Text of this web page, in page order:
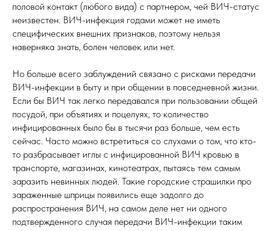
половой контакт (любого вида) с партнером, чей ВИЧ-статус
неизвестен. ВИЧ-инфекция годами может не иметь
специфических внешних признаков, поэтому нельзя
наверняка знать, болен человек или нет.
Но больше всего заблуждений связано с рисками передачи
ВИЧ-инфекции в быту и при общении в повседневной жизни.
Если бы ВИЧ так легко передавался при пользовании общей
посудой, при объятиях и поцелуях, то количество
инфицированных было бы в тысячи раз больше, чем есть
сейчас. Часто можно встретиться со слухами о том, что кто-
то разбрасывает иглы с инфицированной ВИЧ кровью в
транспорте, магазинах, кинотеатрах, пытаясь тем самым
заразить невинных людей. Такие городские страшилки про
зараженные шприцы появились еще задолго до
распространения ВИЧ, на самом деле нет ни одного
подтвержденного случая передачи ВИЧ-инфекции таким